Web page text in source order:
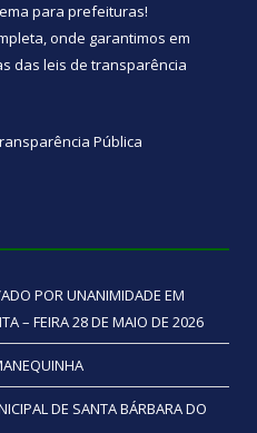
para prefeituras!
onde garantimos em
das leis de transparência
Pública
POR UNANIMIDADE EM
– FEIRA 28 DE MAIO DE 2026
DE SANTA BÁRBARA DO